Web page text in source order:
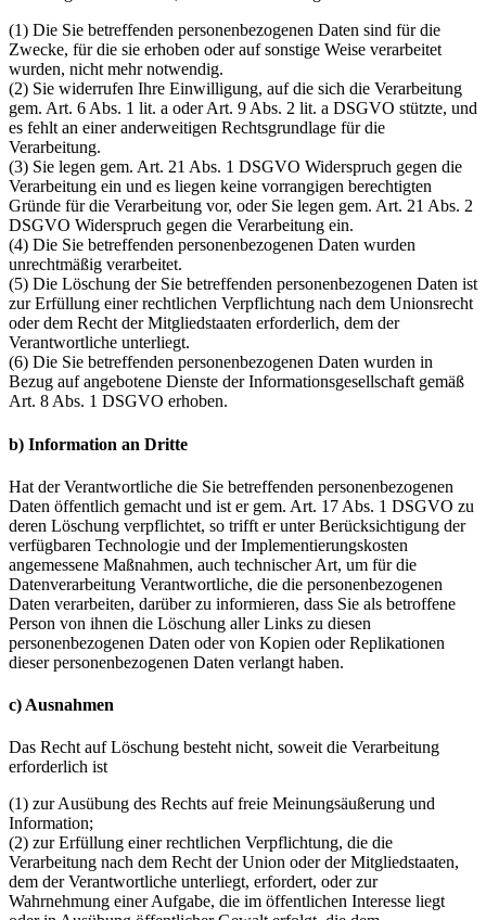
(1) Die Sie betreffenden personenbezogenen Daten sind für die
Zwecke, für die sie erhoben oder auf sonstige Weise verarbeitet
wurden, nicht mehr notwendig.
(2) Sie widerrufen Ihre Einwilligung, auf die sich die Verarbeitung
gem. Art. 6 Abs. 1 lit. a oder Art. 9 Abs. 2 lit. a DSGVO stützte, und
es fehlt an einer anderweitigen Rechtsgrundlage für die
Verarbeitung.
(3) Sie legen gem. Art. 21 Abs. 1 DSGVO Widerspruch gegen die
Verarbeitung ein und es liegen keine vorrangigen berechtigten
Gründe für die Verarbeitung vor, oder Sie legen gem. Art. 21 Abs. 2
DSGVO Widerspruch gegen die Verarbeitung ein.
(4) Die Sie betreffenden personenbezogenen Daten wurden
unrechtmäßig verarbeitet.
(5) Die Löschung der Sie betreffenden personenbezogenen Daten ist
zur Erfüllung einer rechtlichen Verpflichtung nach dem Unionsrecht
oder dem Recht der Mitgliedstaaten erforderlich, dem der
Verantwortliche unterliegt.
(6) Die Sie betreffenden personenbezogenen Daten wurden in
Bezug auf angebotene Dienste der Informationsgesellschaft gemäß
Art. 8 Abs. 1 DSGVO erhoben.
b) Information an Dritte
Hat der Verantwortliche die Sie betreffenden personenbezogenen
Daten öffentlich gemacht und ist er gem. Art. 17 Abs. 1 DSGVO zu
deren Löschung verpflichtet, so trifft er unter Berücksichtigung der
verfügbaren Technologie und der Implementierungskosten
angemessene Maßnahmen, auch technischer Art, um für die
Datenverarbeitung Verantwortliche, die die personenbezogenen
Daten verarbeiten, darüber zu informieren, dass Sie als betroffene
Person von ihnen die Löschung aller Links zu diesen
personenbezogenen Daten oder von Kopien oder Replikationen
dieser personenbezogenen Daten verlangt haben.
c) Ausnahmen
Das Recht auf Löschung besteht nicht, soweit die Verarbeitung
erforderlich ist
(1) zur Ausübung des Rechts auf freie Meinungsäußerung und
Information;
(2) zur Erfüllung einer rechtlichen Verpflichtung, die die
Verarbeitung nach dem Recht der Union oder der Mitgliedstaaten,
dem der Verantwortliche unterliegt, erfordert, oder zur
Wahrnehmung einer Aufgabe, die im öffentlichen Interesse liegt